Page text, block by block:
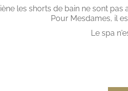
les shorts de bain ne sont
Pour Mesdames, il
Le spa